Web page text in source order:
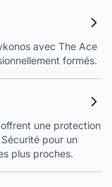
avec The Ace
formés.
une protection
pour un
plus proches.